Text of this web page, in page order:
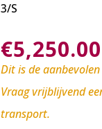
3/S
€5,250.00
Dit is de
Vraag vrijblijvend
transport.